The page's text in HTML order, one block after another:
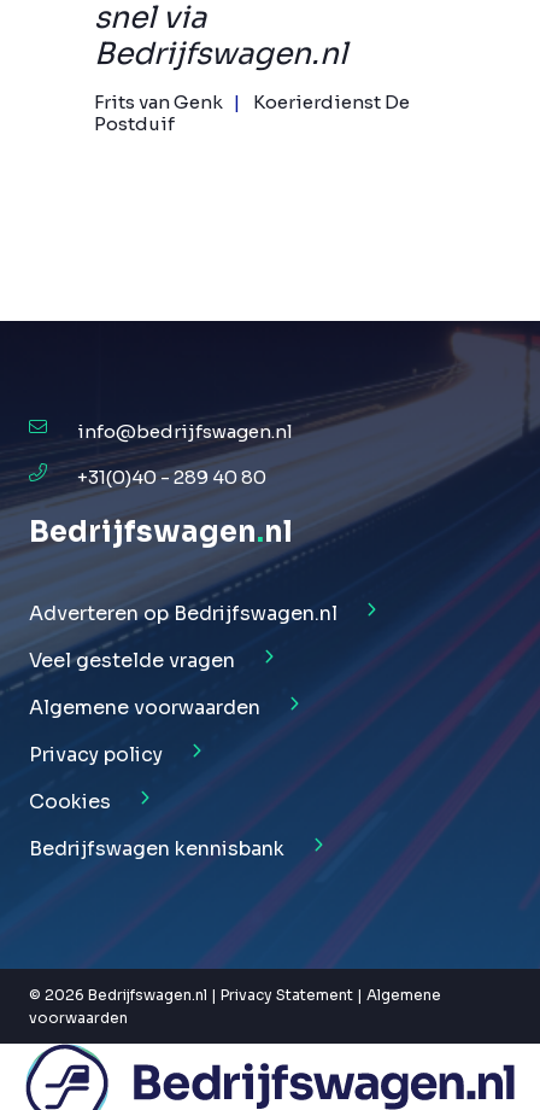
snel via
Bedrijfswagen.nl
Frits van Genk
Koerierdienst De
Postduif
info@bedrijfswagen.nl
+31(0)40 - 289 40 80
Bedrijfswagen.nl
Adverteren op Bedrijfswagen.nl
Veel gestelde vragen
Algemene voorwaarden
Privacy policy
Cookies
Bedrijfswagen kennisbank
© 2026 Bedrijfswagen.nl | Privacy Statement | Algemene
voorwaarden